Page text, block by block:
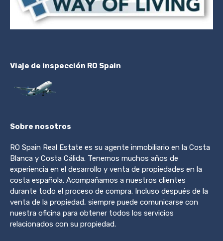
Viaje de inspección RO Spain
Sobre nosotros
RO Spain Real Estate es su agente inmobiliario en la Costa
Blanca y Costa Cálida. Tenemos muchos años de
experiencia en el desarrollo y venta de propiedades en la
costa española. Acompañamos a nuestros clientes
durante todo el proceso de compra. Incluso después de la
venta de la propiedad, siempre puede comunicarse con
nuestra oficina para obtener todos los servicios
relacionados con su propiedad.